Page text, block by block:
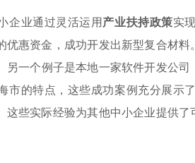
企业通过灵活运用产业扶持政策实
优惠资金，成功开发出新型复合材
另一个例子是本地一家软件开发公
市的特点，这些成功案例充分展示
这些实际经验为其他中小企业提供